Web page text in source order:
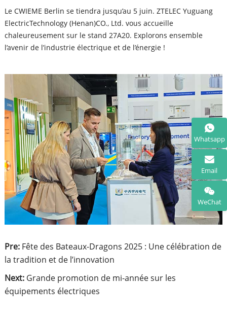
Le CWIEME Berlin se tiendra jusqu’au 5 juin. ZTELEC Yuguang
ElectricTechnology (Henan)CO., Ltd. vous accueille
chaleureusement sur le stand 27A20. Explorons ensemble
l’avenir de l’industrie électrique et de l’énergie !
Pre: Fête des Bateaux-Dragons 2025 : Une célébration de
la tradition et de l’innovation
Next: Grande promotion de mi-année sur les
équipements électriques
Whatsapp
Email
WeChat